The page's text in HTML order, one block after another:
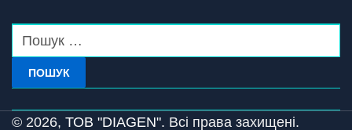
ПОШУК
© 2026, ТОВ "DIAGEN". Всі права захищені.